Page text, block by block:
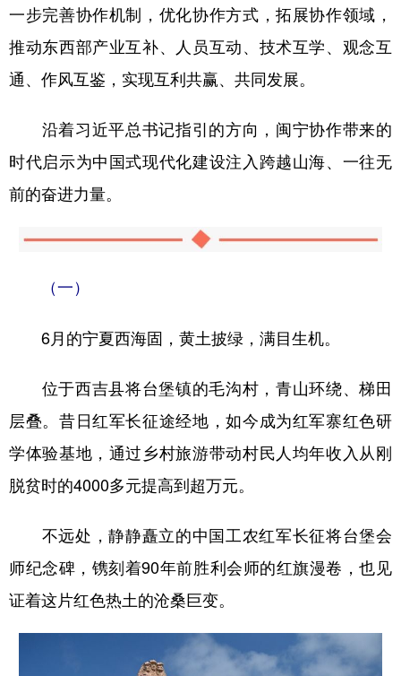
一步完善协作机制，优化协作方式，拓展协作领域，
推动东西部产业互补、人员互动、技术互学、观念互
通、作风互鉴，实现互利共赢、共同发展。
沿着习近平总书记指引的方向，闽宁协作带来的
时代启示为中国式现代化建设注入跨越山海、一往无
前的奋进力量。
（一）
6月的宁夏西海固，黄土披绿，满目生机。
位于西吉县将台堡镇的毛沟村，青山环绕、梯田
层叠。昔日红军长征途经地，如今成为红军寨红色研
学体验基地，通过乡村旅游带动村民人均年收入从刚
脱贫时的4000多元提高到超万元。
不远处，静静矗立的中国工农红军长征将台堡会
师纪念碑，镌刻着90年前胜利会师的红旗漫卷，也见
证着这片红色热土的沧桑巨变。